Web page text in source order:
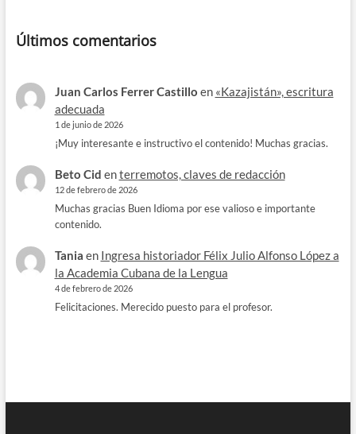
Últimos comentarios
Juan Carlos Ferrer Castillo en «Kazajistán», escritura
adecuada
1 de junio de 2026
¡Muy interesante e instructivo el contenido! Muchas gracias.
Beto Cid enterremotos, claves de redacción
12 de febrero de 2026
Muchas gracias Buen Idioma por ese valioso e importante
contenido.
Tania en Ingresa historiador Félix Julio Alfonso López a
la Academia Cubana de la Lengua
4 de febrero de 2026
Felicitaciones. Merecido puesto para el profesor.